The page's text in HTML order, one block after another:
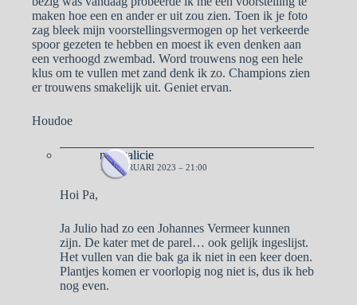
maken hoe een en ander er uit zou zien. Toen ik je foto
zag bleek mijn voorstellingsvermogen op het verkeerde
spoor gezeten te hebben en moest ik even denken aan
een verhoogd zwembad. Word trouwens nog een hele
klus om te vullen met zand denk ik zo. Champions zien
er trouwens smakelijk uit. Geniet ervan.
Houdoe
naargalicie
13 FEBRUARI 2023 – 21:00
Hoi Pa,
Ja Julio had zo een Johannes Vermeer kunnen
zijn. De kater met de parel… ook gelijk ingeslijst.
Het vullen van die bak ga ik niet in een keer doen.
Plantjes komen er voorlopig nog niet is, dus ik heb
nog even.